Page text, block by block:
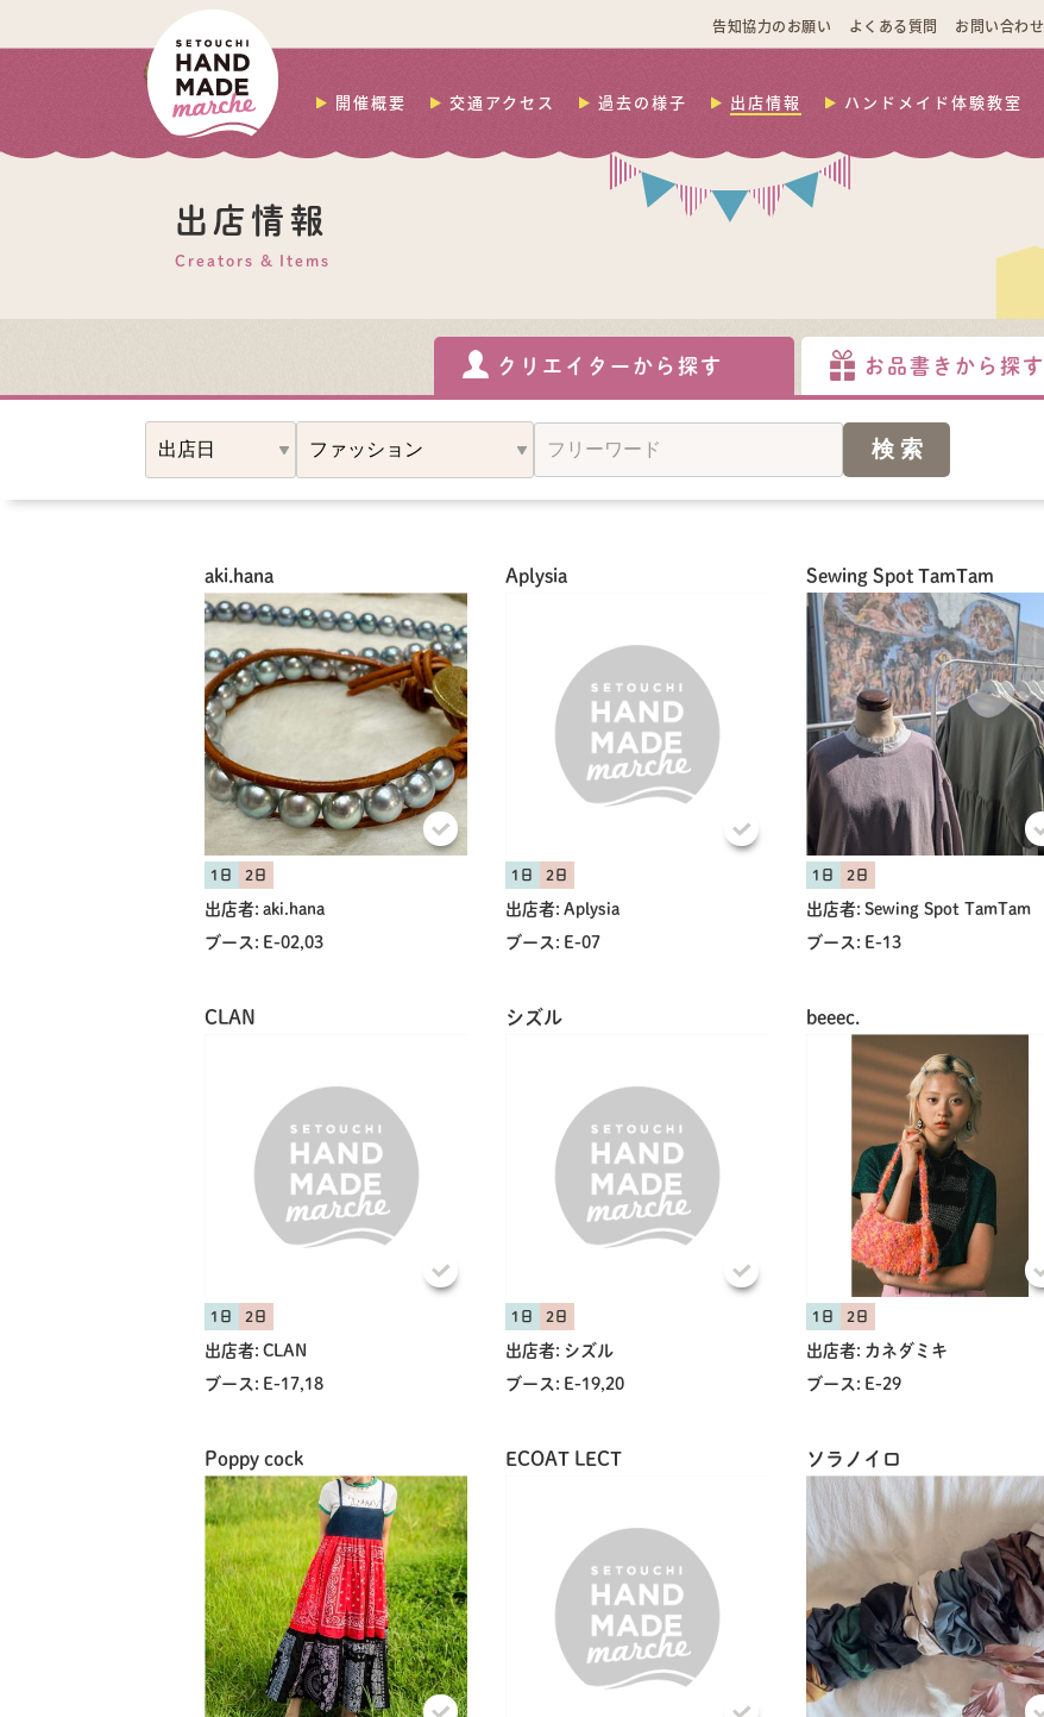
告知協力のお願い よくある質問 お問い合わせ
開催概要 交通アクセス 過去の様子 出店情報 ハンドメイド体験教室
出店情報
Creators & Items
クリエイターから探す お品書きから探す
aki.hana
1日 2日
出店者: aki.hana
ブース: E-02,03
Aplysia
1日 2日
出店者: Aplysia
ブース: E-07
Sewing Spot TamTam
1日 2日
出店者: Sewing Spot TamTam
ブース: E-13
CLAN
1日 2日
出店者: CLAN
ブース: E-17,18
シズル
1日 2日
出店者: シズル
ブース: E-19,20
beeec.
1日 2日
出店者: カネダミキ
ブース: E-29
Poppy cock ECOAT LECT ソラノイロ